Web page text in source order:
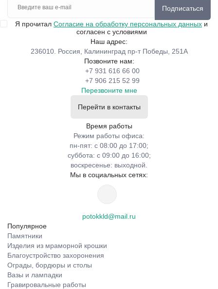
Подписаться
Я прочитал Согласие на обработку персональных данных и
согласен с условиями
Наш адрес:
236010. Россия, Калининград пр-т Победы, 251А
Позвоните нам:
+7 931 616 66 00
+7 906 215 52 99
Перезвоните мне
Перейти в контакты
Время работы
Режим работы офиса:
пн-пят: с 08:00 до 17:00;
суббота: с 09:00 до 16:00;
воскресенье: выходной.
Мы в социальных сетях:
potokkld@mail.ru
Популярное
Памятники
Изделия из мраморной крошки
Благоустройство захоронения
Ограды, бордюры и столы
Вазы и лампадки
Гравировальные работы